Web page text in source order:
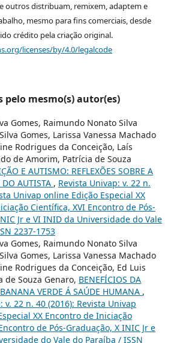
outros distribuam, remixem, adaptem e
mesmo para fins comerciais, desde
crédito pela criação original.
licenses/by/4.0/legalcode
mesmo(s) autor(es)
Gomes, Raimundo Nonato Silva
Gomes, Larissa Vanessa Machado
Rodrigues da Conceição, Laís
de Amorim, Patrícia de Souza
E AUTISMO: REFLEXÕES SOBRE A
AUTISTA , Revista Univap: v. 22 n.
Univap online Edição Especial XX
Científica, XVI Encontro de Pós-
Jr e VI INID da Universidade do Vale
2237-1753
Gomes, Raimundo Nonato Silva
Gomes, Larissa Vanessa Machado
Rodrigues da Conceição, Ed Luis
de Souza Genaro, BENEFÍCIOS DA
VERDE Á SAÚDE HUMANA ,
v. 22 n. 40 (2016): Revista Univap
XX Encontro de Iniciação
de Pós-Graduação, X INIC Jr e
do Vale do Paraíba / ISSN